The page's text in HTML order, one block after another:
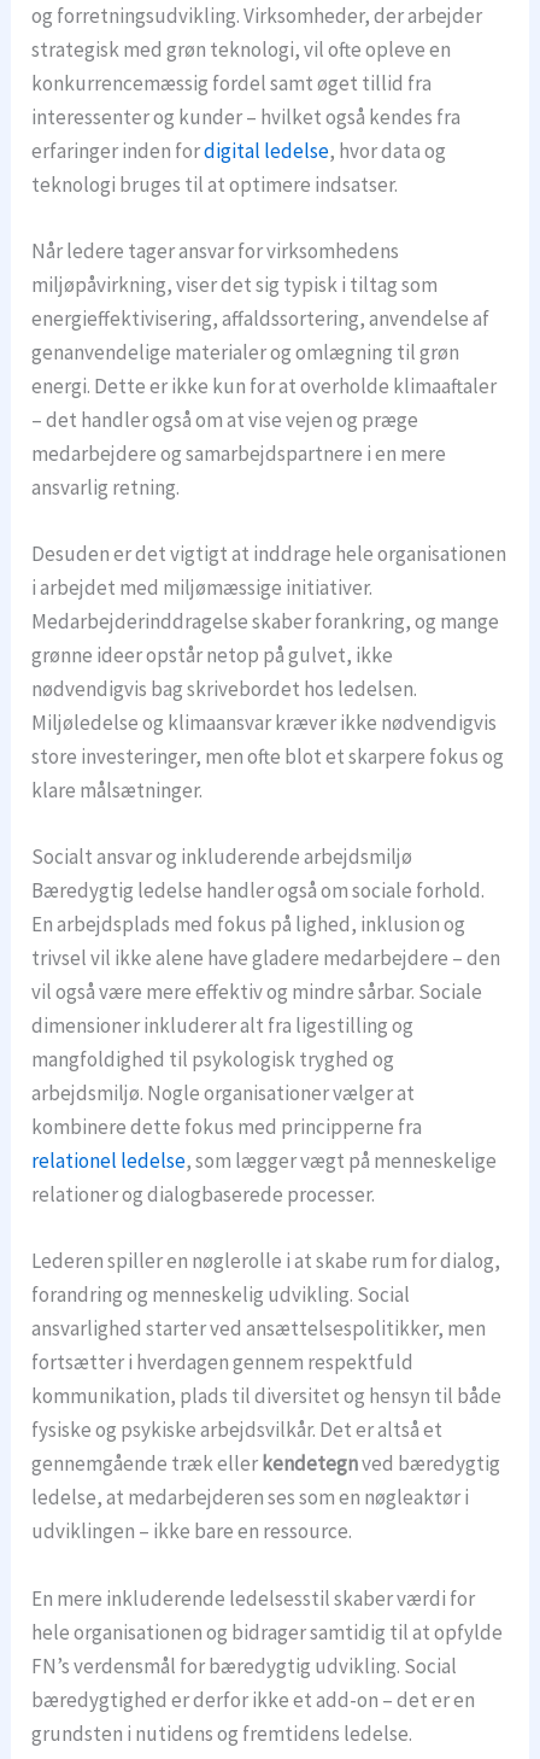
og forretningsudvikling. Virksomheder, der arbejder
strategisk med grøn teknologi, vil ofte opleve en
konkurrencemæssig fordel samt øget tillid fra
interessenter og kunder – hvilket også kendes fra
erfaringer inden fordigital ledelse, hvor data og
teknologi bruges til at optimere indsatser.
Når ledere tager ansvar for virksomhedens
miljøpåvirkning, viser det sig typisk i tiltag som
energieffektivisering, affaldssortering, anvendelse af
genanvendelige materialer og omlægning til grøn
energi. Dette er ikke kun for at overholde klimaaftaler
– det handler også om at vise vejen og præge
medarbejdere og samarbejdspartnere i en mere
ansvarlig retning.
Desuden er det vigtigt at inddrage hele organisationen
i arbejdet med miljømæssige initiativer.
Medarbejderinddragelse skaber forankring, og mange
grønne ideer opstår netop på gulvet, ikke
nødvendigvis bag skrivebordet hos ledelsen.
Miljøledelse og klimaansvar kræver ikke nødvendigvis
store investeringer, men ofte blot et skarpere fokus og
klare målsætninger.
Socialt ansvar og inkluderende arbejdsmiljø
Bæredygtig ledelse handler også om sociale forhold.
En arbejdsplads med fokus på lighed, inklusion og
trivsel vil ikke alene have gladere medarbejdere – den
vil også være mere effektiv og mindre sårbar. Sociale
dimensioner inkluderer alt fra ligestilling og
mangfoldighed til psykologisk tryghed og
arbejdsmiljø. Nogle organisationer vælger at
kombinere dette fokus med principperne fra
relationel ledelse, som lægger vægt på menneskelige
relationer og dialogbaserede processer.
Lederen spiller en nøglerolle i at skabe rum for dialog,
forandring og menneskelig udvikling. Social
ansvarlighed starter ved ansættelsespolitikker, men
fortsætter i hverdagen gennem respektfuld
kommunikation, plads til diversitet og hensyn til både
fysiske og psykiske arbejdsvilkår. Det er altså et
gennemgående træk ellerkendetegnved bæredygtig
ledelse, at medarbejderen ses som en nøgleaktør i
udviklingen – ikke bare en ressource.
En mere inkluderende ledelsesstil skaber værdi for
hele organisationen og bidrager samtidig til at opfylde
FN’s verdensmål for bæredygtig udvikling. Social
bæredygtighed er derfor ikke et add-on – det er en
grundsten i nutidens og fremtidens ledelse.